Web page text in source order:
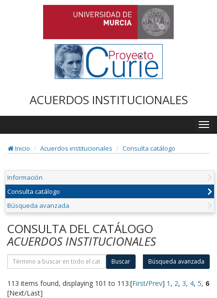
ACUERDOS INSTITUCIONALES
Inicio
Acuerdos institucionales Consulta catálogo
Información
Consulta catálogo
Búsqueda avanzada
CONSULTA DEL CATÁLOGO
ACUERDOS INSTITUCIONALES
Buscar Búsqueda avanzada
113 items found, displaying 101 to 113.[First/Prev] 1 , 2, 3, 4, 5, 6
[Next/Last]